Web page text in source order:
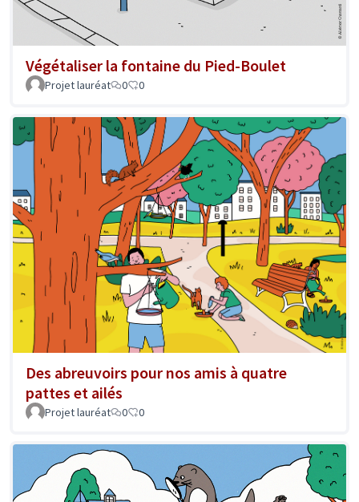
Végétaliser la fontaine du Pied-Boulet
Projet lauréat 0 0
Des abreuvoirs pour nos amis à quatre
pattes et ailés
Projet lauréat 0 0